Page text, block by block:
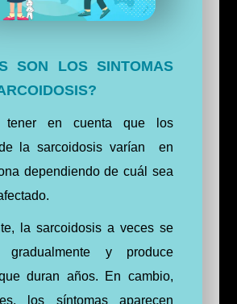
SON LOS SINTOMAS
tener en cuenta que los
la sarcoidosis varían en
dependiendo de cuál sea
la sarcoidosis a veces se
gradualmente y produce
duran años. En cambio,
los síntomas aparecen